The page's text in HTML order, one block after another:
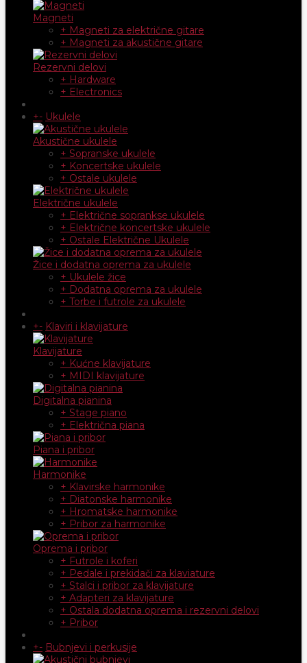
Magneti
+ Magneti za električne gitare
+ Magneti za akustične gitare
Rezervni delovi
+ Hardware
+ Electronics
+- Ukulele
Akustične ukulele
+ Sopranske ukulele
+ Koncertske ukulele
+ Ostale ukulele
Električne ukulele
+ Električne soprankse ukulele
+ Električne koncertske ukulele
+ Ostale Električne Ukulele
Žice i dodatna oprema za ukulele
+ Ukulele žice
+ Dodatna oprema za ukulele
+ Torbe i futrole za ukulele
+- Klaviri i klavijature
Klavijature
+ Kućne klavijature
+ MIDI klavijature
Digitalna pianina
+ Stage piano
+ Električna piana
Piana i pribor
Harmonike
+ Klavirske harmonike
+ Diatonske harmonike
+ Hromatske harmonike
+ Pribor za harmonike
Oprema i pribor
+ Futrole i koferi
+ Pedale i prekidači za klaviature
+ Stalci i pribor za klavijature
+ Adapteri za klavijature
+ Ostala dodatna oprema i rezervni delovi
+ Pribor
+- Bubnjevi i perkusije